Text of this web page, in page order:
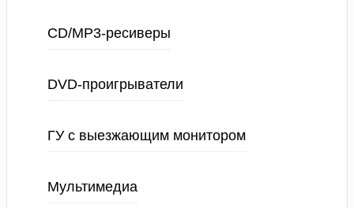
CD/MP3-ресиверы
DVD-проигрыватели
ГУ с выезжающим монитором
Мультимедиа